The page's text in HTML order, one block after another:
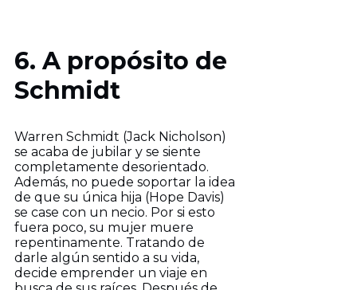
6. A propósito de
Schmidt
Warren Schmidt (Jack Nicholson)
se acaba de jubilar y se siente
completamente desorientado.
Además, no puede soportar la idea
de que su única hija (Hope Davis)
se case con un necio. Por si esto
fuera poco, su mujer muere
repentinamente. Tratando de
darle algún sentido a su vida,
decide emprender un viaje en